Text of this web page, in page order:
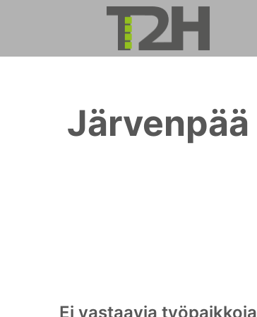
Järvenpää
Ei vastaavia työpaikkoja